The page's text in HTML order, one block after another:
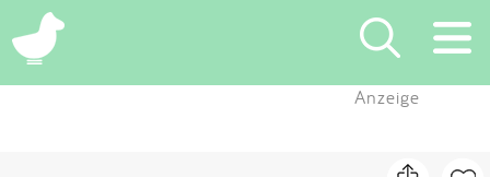
×
Anzeige